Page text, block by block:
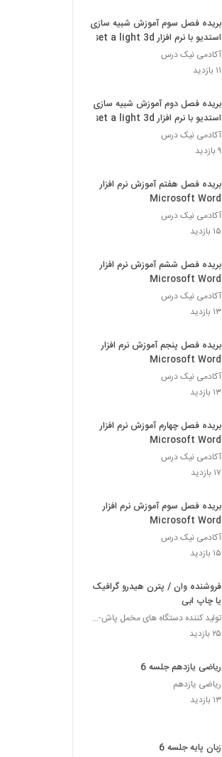
بریده فصل سوم آموزش شبیه سازی
استدیو با نرم افزار set a light 3d
آکادمی نیک درس
۱۱ بازدید
بریده فصل دوم آموزش شبیه سازی
استدیو با نرم افزار set a light 3d
آکادمی نیک درس
۹ بازدید
بریده فصل هفتم آموزش نرم افزار
Microsoft Word
آکادمی نیک درس
۱۵ بازدید
بریده فصل ششم آموزش نرم افزار
Microsoft Word
آکادمی نیک درس
۱۳ بازدید
بریده فصل پنجم آموزش نرم افزار
Microsoft Word
آکادمی نیک درس
۱۳ بازدید
بریده فصل چهارم آموزش نرم افزار
Microsoft Word
آکادمی نیک درس
۱۷ بازدید
بریده فصل سوم آموزش نرم افزار
Microsoft Word
آکادمی نیک درس
۱۵ بازدید
فروشنده وان / پترن هیدرو گرافیک
یا چاپ ابی
تولید کننده دستگاه های مخمل پاش-هیدروگرافیک-ابکاری
۲۵ بازدید
ریاضی یازدهم جلسه 6
ریاضی یازدهم
۱۳ بازدید
زبان پایه جلسه 6